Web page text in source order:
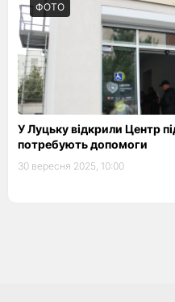
ФОТО
У Луцьку відкрили Центр
потребують допомоги
30 вересня 2025, 10:00